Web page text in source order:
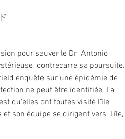
contrecarre sa poursuite.
enquête sur une épidémie de
ne peut être identifiée. La
qu'elles ont toutes visité l'île
son équipe se dirigent vers  l'île,